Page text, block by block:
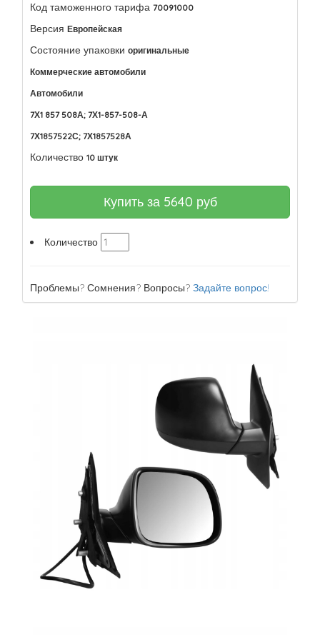
Код таможенного тарифа 70091000
Версия Европейская
Состояние упаковки оригинальные
Коммерческие автомобили
Автомобили
7Х1 857 508А; 7Х1-857-508-А
7Х1857522С; 7Х1857528А
Количество 10 штук
Купить за 5640 руб
Количество
Проблемы? Сомнения? Вопросы? Задайте вопрос!